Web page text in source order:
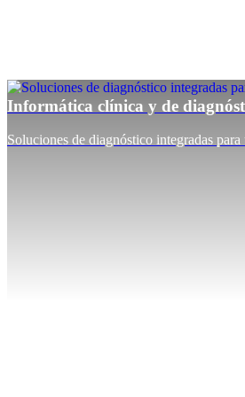
Informática clínica y de
Soluciones de diagnóstico integradas